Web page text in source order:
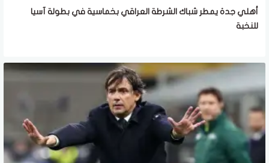
أهلي جدة يمطر شباك الشرطة العراقي بخماسية في بطولة آسيا
للنخبة